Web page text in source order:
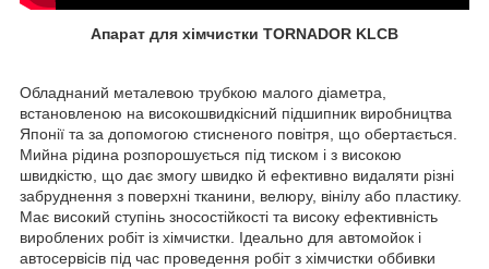
Апарат для хімчистки TORNADOR KLCB
Обладнаний металевою трубкою малого діаметра,
встановленою на високошвидкісний підшипник виробництва
Японії та за допомогою стисненого повітря, що обертається.
Мийна рідина розпорошується під тиском і з високою
швидкістю, що дає змогу швидко й ефективно видаляти різні
забруднення з поверхні тканини, велюру, вінілу або пластику.
Має високий ступінь зносостійкості та високу ефективність
вироблених робіт із хімчистки. Ідеально для автомойок і
автосервісів під час проведення робіт з хімчистки оббивки